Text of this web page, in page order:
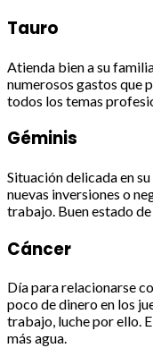
Tauro
Atienda bien a su
numerosos gastos que
todos los temas
Géminis
Situación delicada en
nuevas inversiones o
trabajo. Buen estado de
Cáncer
Día para relacionarse
poco de dinero en los
trabajo, luche por ello.
más agua.